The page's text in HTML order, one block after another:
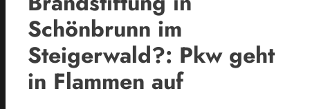
Schönbrunn im
Steigerwald?: Pkw geht
in Flammen auf